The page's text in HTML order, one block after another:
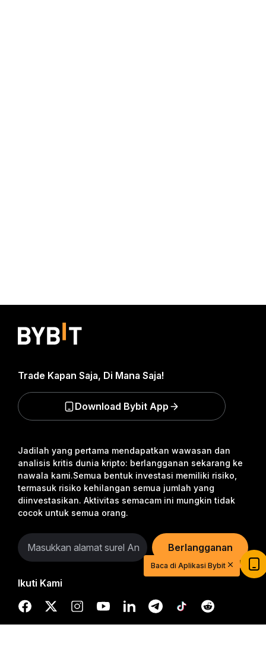
Jadilah yang pertama mendapatkan wawasan dan
analisis kritis dunia kripto: berlangganan sekarang ke
nawala kami.Semua bentuk investasi memiliki risiko,
termasuk risiko kehilangan semua jumlah yang
diinvestasikan. Aktivitas semacam ini mungkin tidak
cocok untuk semua orang.
Berlangganan
Ikuti Kami
Trade Kapan Saja, Di Mana Saja!
Download Bybit App
Baca di Aplikasi Bybit